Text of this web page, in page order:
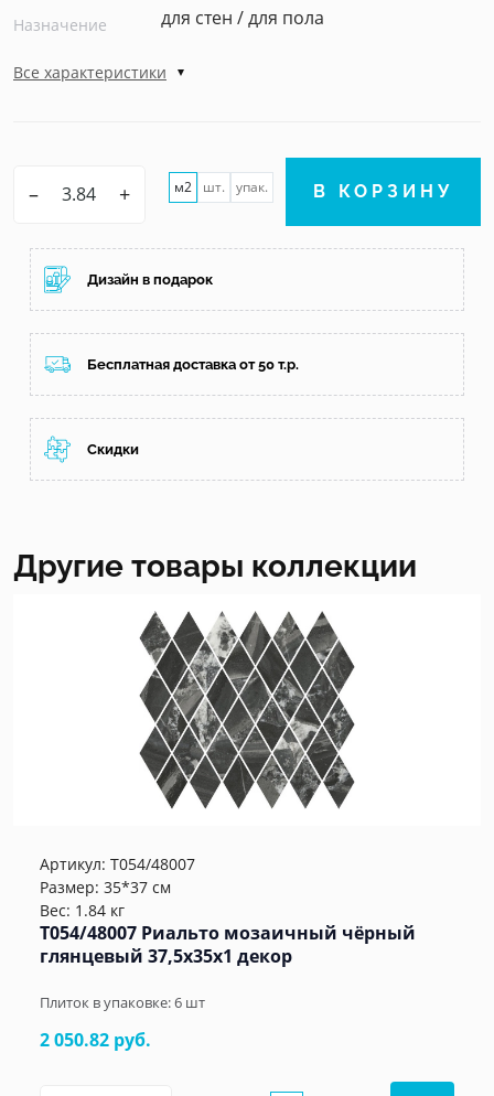
Назначение для стен / для пола
Все характеристики
– + м2 шт. упак. В КОРЗИНУ
Дизайн в подарок
Бесплатная доставка от 50 т.р.
Скидки
Другие товары коллекции
Артикул: T054/48007
Размер: 35*37 см
Вес: 1.84 кг
T054/48007 Риальто мозаичный чёрный
глянцевый 37,5x35x1 декор
Плиток в упаковке:6 шт
2 050.82 руб.